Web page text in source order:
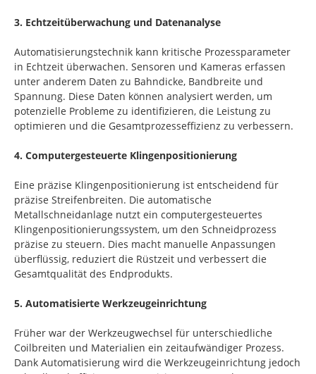
3. Echtzeitüberwachung und Datenanalyse
Automatisierungstechnik kann kritische Prozessparameter
in Echtzeit überwachen. Sensoren und Kameras erfassen
unter anderem Daten zu Bahndicke, Bandbreite und
Spannung. Diese Daten können analysiert werden, um
potenzielle Probleme zu identifizieren, die Leistung zu
optimieren und die Gesamtprozesseffizienz zu verbessern.
4. Computergesteuerte Klingenpositionierung
Eine präzise Klingenpositionierung ist entscheidend für
präzise Streifenbreiten. Die automatische
Metallschneidanlage nutzt ein computergesteuertes
Klingenpositionierungssystem, um den Schneidprozess
präzise zu steuern. Dies macht manuelle Anpassungen
überflüssig, reduziert die Rüstzeit und verbessert die
Gesamtqualität des Endprodukts.
5. Automatisierte Werkzeugeinrichtung
Früher war der Werkzeugwechsel für unterschiedliche
Coilbreiten und Materialien ein zeitaufwändiger Prozess.
Dank Automatisierung wird die Werkzeugeinrichtung jedoch